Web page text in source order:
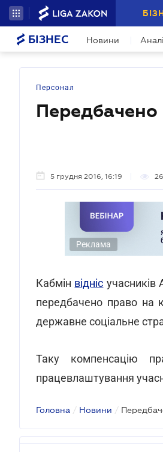
БІЗНЕС Новини
Персонал
Передбачено
5 грудня 2016, 16:19
Реклама
Кабмін відніс учасників
передбачено право на
державне соціальне
Таку компенсацію
працевлаштування
Головна / Новини /